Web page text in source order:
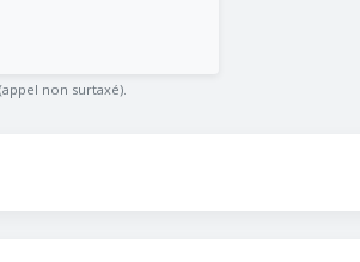
non surtaxé).